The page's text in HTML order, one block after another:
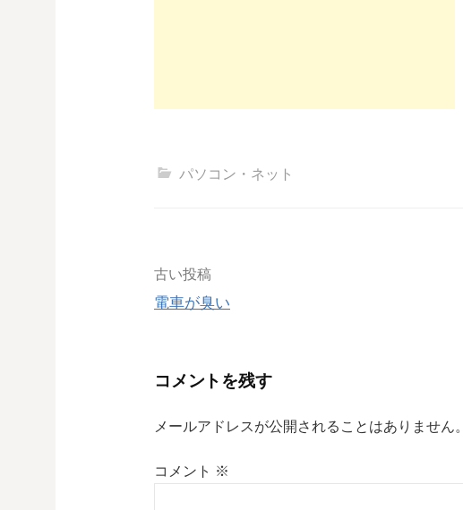
パソコン・ネット
投
ナ
ー
古い投稿
電車が臭い
コメントを残す
メールアドレスが公開されることはありません。
コメント ※